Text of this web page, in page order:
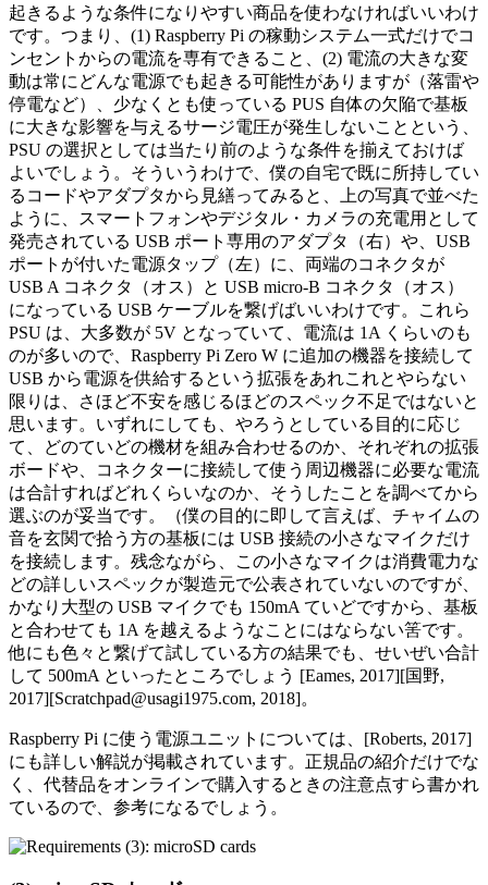
起きるような条件になりやすい商品を使わなければいいわけ
です。つまり、(1) Raspberry Pi の稼動システム一式だけでコ
ンセントからの電流を専有できること、(2) 電流の大きな変
動は常にどんな電源でも起きる可能性がありますが（落雷や
停電など）、少なくとも使っている PUS 自体の欠陥で基板
に大きな影響を与えるサージ電圧が発生しないことという、
PSU の選択としては当たり前のような条件を揃えておけば
よいでしょう。そういうわけで、僕の自宅で既に所持してい
るコードやアダプタから見繕ってみると、上の写真で並べた
ように、スマートフォンやデジタル・カメラの充電用として
発売されている USB ポート専用のアダプタ（右）や、USB
ポートが付いた電源タップ（左）に、両端のコネクタが
USB A コネクタ（オス）と USB micro-B コネクタ（オス）
になっている USB ケーブルを繋げばいいわけです。これら
PSU は、大多数が 5V となっていて、電流は 1A くらいのも
のが多いので、Raspberry Pi Zero W に追加の機器を接続して
USB から電源を供給するという拡張をあれこれとやらない
限りは、さほど不安を感じるほどのスペック不足ではないと
思います。いずれにしても、やろうとしている目的に応じ
て、どのていどの機材を組み合わせるのか、それぞれの拡張
ボードや、コネクターに接続して使う周辺機器に必要な電流
は合計すればどれくらいなのか、そうしたことを調べてから
選ぶのが妥当です。（僕の目的に即して言えば、チャイムの
音を玄関で拾う方の基板には USB 接続の小さなマイクだけ
を接続します。残念ながら、この小さなマイクは消費電力な
どの詳しいスペックが製造元で公表されていないのですが、
かなり大型の USB マイクでも 150mA ていどですから、基板
と合わせても 1A を越えるようなことにはならない筈です。
他にも色々と繋げて試している方の結果でも、せいぜい合計
して 500mA といったところでしょう [Eames, 2017][国野,
2017][Scratchpad@usagi1975.com, 2018]。
Raspberry Pi に使う電源ユニットについては、[Roberts, 2017]
にも詳しい解説が掲載されています。正規品の紹介だけでな
く、代替品をオンラインで購入するときの注意点すら書かれ
ているので、参考になるでしょう。